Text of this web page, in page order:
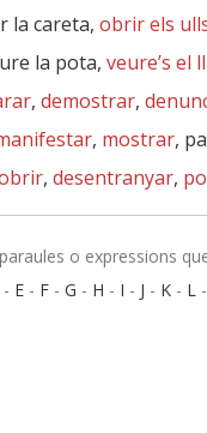
la careta, obrir els
la pota, veure’s el
, demostrar,
, mostrar,
, desentranyar,
o expressions
- E - F - G - H - I - J - K - L -